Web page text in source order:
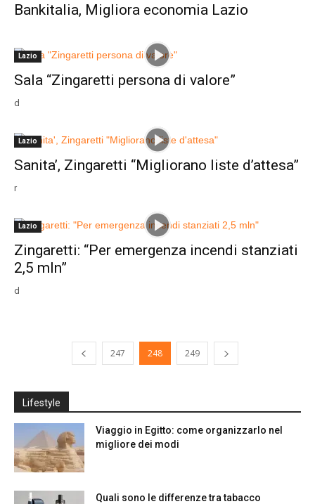
Bankitalia, Migliora economia Lazio
Lazio
Sala “Zingaretti persona di valore”
d
Lazio
Sanita’, Zingaretti “Migliorano liste d’attesa”
r
Lazio
Zingaretti: “Per emergenza incendi stanziati
2,5 mln”
d
247 248 249
Lifestyle
Viaggio in Egitto: come organizzarlo nel
migliore dei modi
Quali sono le differenze tra tabacco